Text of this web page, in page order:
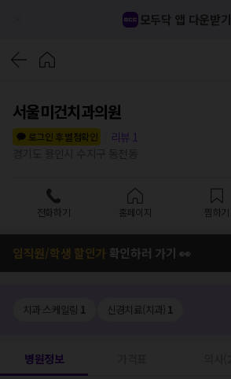
모두닥 앱 다운받기
서울미건치과의원
로그인 후 별점확인
리뷰 1
전화하기 홈페이지 찜하기
임직원/학생 할인가 확인하러 가기 👀
치과 스케일링 1 신경치료(치과) 1
병원정보